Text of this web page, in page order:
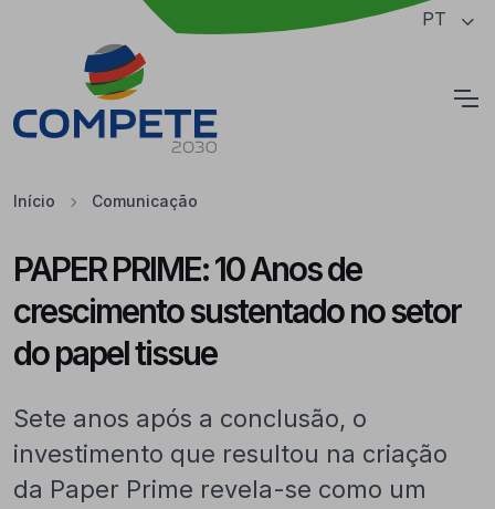
Saltar para o conteúdo principal da página PT
Início Comunicação
PAPER PRIME: 10 Anos de
crescimento sustentado no setor
do papel tissue
Sete anos após a conclusão, o
investimento que resultou na criação
da Paper Prime revela-se como um